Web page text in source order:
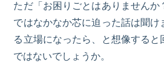
ただ「お困りごとはありませんか
ではなかなか芯に迫った話は聞け
る立場になったら、と想像する
ではないでしょうか。